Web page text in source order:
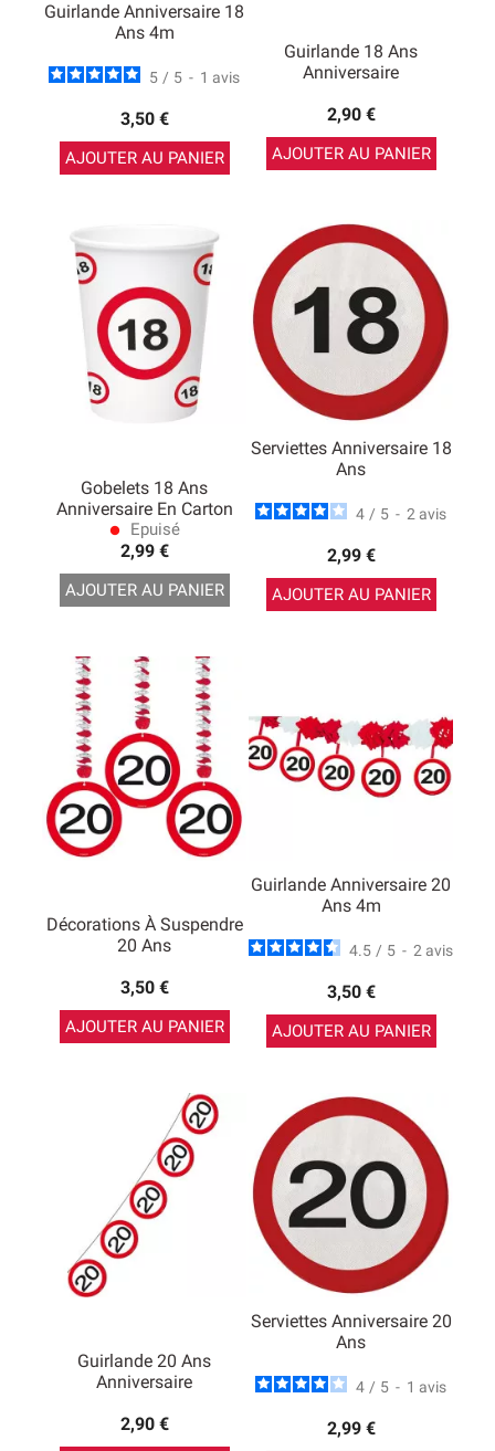
Guirlande Anniversaire 18
Ans 4m
5 / 5 - 1 avis
3,50 €
AJOUTER AU PANIER
Guirlande 18 Ans
Anniversaire
2,90 €
AJOUTER AU PANIER
Gobelets 18 Ans
Anniversaire En Carton
lens Epuisé
2,99 €
AJOUTER AU PANIER
Serviettes Anniversaire 18
Ans
4 / 5 - 2 avis
2,99 €
AJOUTER AU PANIER
Décorations À Suspendre
20 Ans
3,50 €
AJOUTER AU PANIER
Guirlande Anniversaire 20
Ans 4m
4.5 / 5 - 2 avis
3,50 €
AJOUTER AU PANIER
Guirlande 20 Ans
Anniversaire
2,90 €
Serviettes Anniversaire 20
Ans
4 / 5 - 1 avis
2,99 €